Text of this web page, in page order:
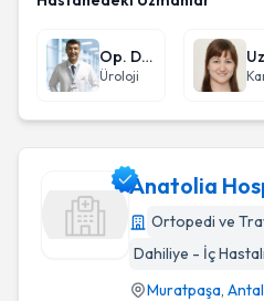
Op. Dr. Hüseyin Tomruk
Üroloji
Anatolia
Ortopedi ve
Dahiliye - İç
Muratpaşa,